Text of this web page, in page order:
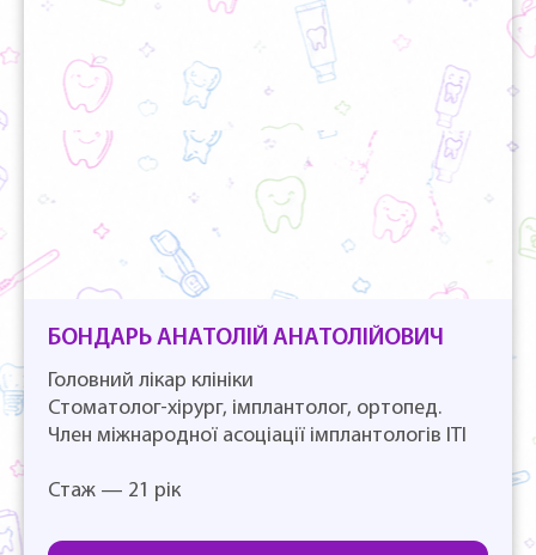
БОНДАРЬ АНАТОЛІЙ АНАТОЛІЙОВИЧ
Головний лікар клініки
Стоматолог-хірург, імплантолог, ортопед.
Член міжнародної асоціації імплантологів ІТІ
Стаж — 21 рік